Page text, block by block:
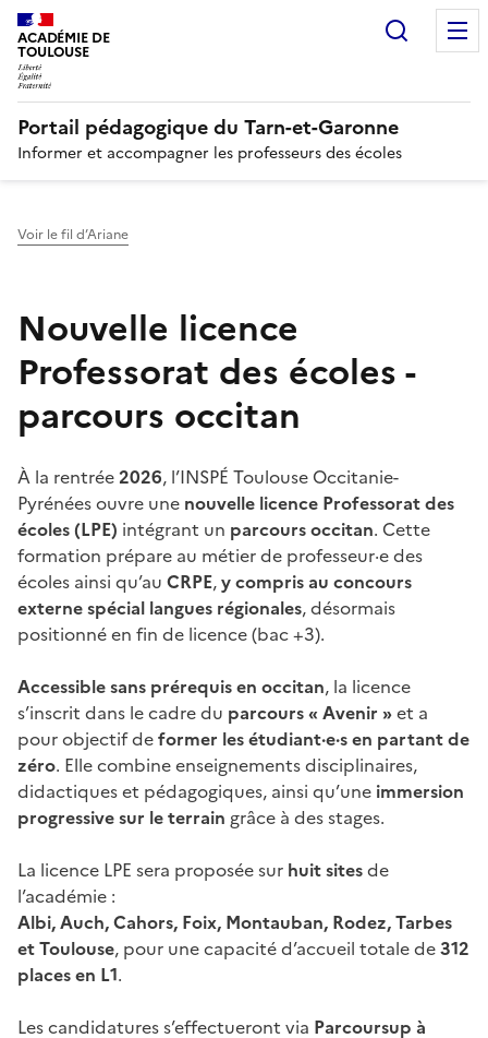
ACADÉMIE DE
TOULOUSE
Portail pédagogique du Tarn-et-Garonne
Informer et accompagner les professeurs des écoles
Voir le fil d’Ariane
Nouvelle licence
Professorat des écoles -
parcours occitan
À la rentrée2026, l’INSPÉ Toulouse Occitanie-
Pyrénées ouvre une nouvelle licence Professorat des
écoles (LPE) intégrant un parcours occitan. Cette
formation prépare au métier de professeur·e des
écoles ainsi qu’au CRPE,y compris au concours
externe spécial langues régionales, désormais
positionné en fin de licence (bac +3).
Accessible sans prérequis en occitan, la licence
s’inscrit dans le cadre du parcours « Avenir »et a
pour objectif deformer les étudiant·e·s en partant de
zéro. Elle combine enseignements disciplinaires,
didactiques et pédagogiques, ainsi qu’une immersion
progressive sur le terrain grâce à des stages.
La licence LPE sera proposée sur huit sitesde
l’académie :
Albi, Auch, Cahors, Foix, Montauban, Rodez, Tarbes
et Toulouse, pour une capacité d’accueil totale de312
places en L1.
Les candidatures s’effectueront via Parcoursup à